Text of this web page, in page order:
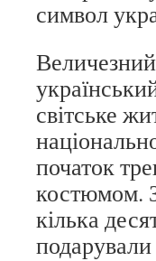
символ
світське
початок
костюмом.
кілька
подарували